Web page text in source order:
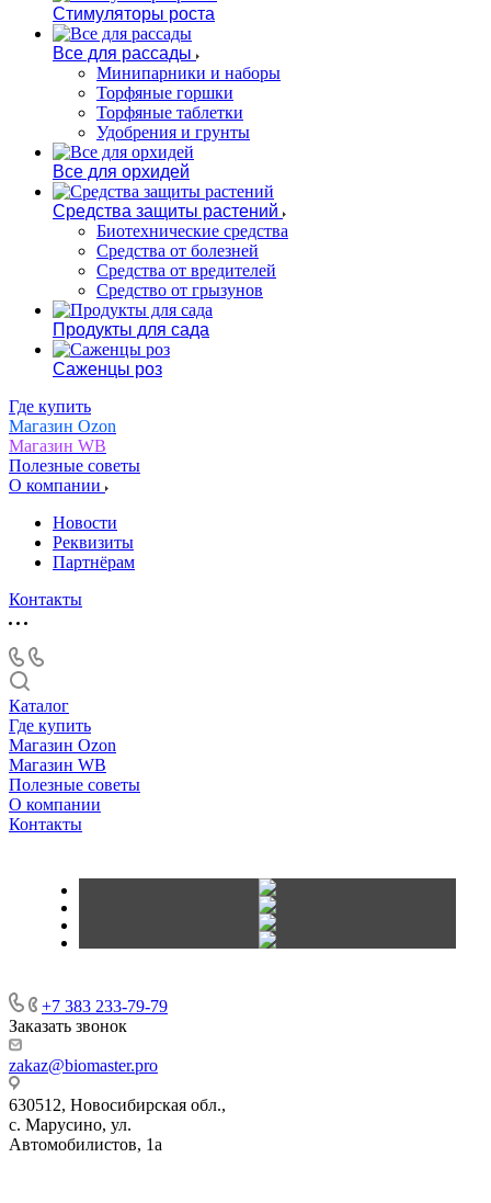
Стимуляторы роста
Все для рассады
Минипарники и наборы
Торфяные горшки
Торфяные таблетки
Удобрения и грунты
Все для орхидей
Средства защиты растений
Биотехнические средства
Средства от болезней
Средства от вредителей
Средство от грызунов
Продукты для сада
Саженцы роз
Где купить
Магазин Ozon
Магазин WB
Полезные советы
О компании
Новости
Реквизиты
Партнёрам
Контакты
Каталог
Где купить
Магазин Ozon
Магазин WB
Полезные советы
О компании
Контакты
+7 383 233-79-79
Заказать звонок
zakaz@biomaster.pro
630512, Новосибирская обл.,
с. Марусино, ул.
Автомобилистов, 1а